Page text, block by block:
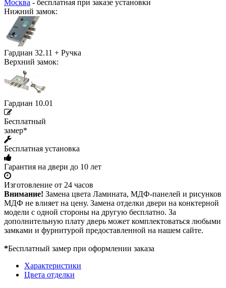
Москва - бесплатная при заказе установки
Нижний замок:
Гардиан 32.11 + Ручка
Верхний замок:
Гардиан 10.01
Бесплатный
замер*
Бесплатная установка
Гарантия на двери до 10 лет
Изготовление от 24 часов
Внимание! Замена цвета Ламината, МДФ-панелей и рисунков
МДФ не влияет на цену. Замена отделки двери на конктерной
модели с одной стороны на другую бесплатно. За
дополнительную плату дверь может комплектоваться любыми
замками и фурнитурой предоставленной на нашем сайте.
*Бесплатный замер при оформлении заказа
Характеристики
Цвета отделки